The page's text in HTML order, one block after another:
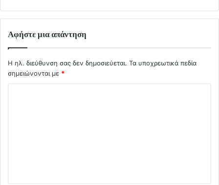
Αφήστε μια απάντηση
Η ηλ. διεύθυνση σας δεν δημοσιεύεται. Τα υποχρεωτικά πεδία
σημειώνονται με *